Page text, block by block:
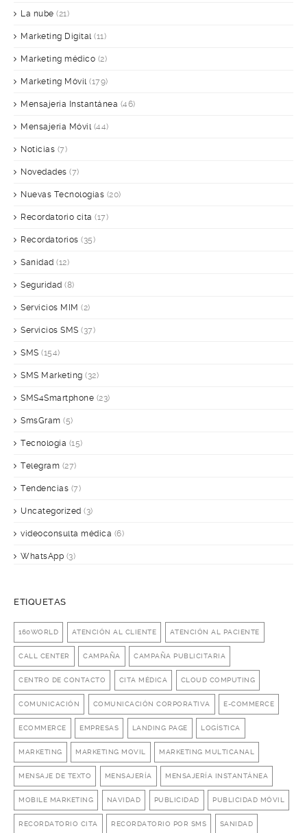
La nube (21)
Marketing Digital(11)
Marketing médico (2)
Marketing Móvil(179)
Mensajería Instantánea (46)
Mensajería Móvil(44)
Noticias (7)
Novedades (7)
Nuevas Tecnologías (20)
Recordatorio cita (17)
Recordatorios (35)
Sanidad (12)
Seguridad (8)
Servicios MIM (2)
Servicios SMS (37)
SMS (154)
SMS Marketing (32)
SMS4Smartphone (23)
SmsGram (5)
Tecnología (15)
Telegram (27)
Tendencias (7)
Uncategorized (3)
videoconsulta médica (6)
WhatsApp (3)
ETIQUETAS
160WORLD ATENCIÓN AL CLIENTE ATENCIÓN AL PACIENTE
CALL CENTER CAMPAÑA CAMPAÑA PUBLICITARIA
CENTRO DE CONTACTO CITA MÉDICA CLOUD COMPUTING
COMUNICACIÓN COMUNICACIÓN CORPORATIVA E-COMMERCE
ECOMMERCE EMPRESAS LANDING PAGE LOGÍSTICA
MARKETING MARKETING MOVIL MARKETING MULTICANAL
MENSAJE DE TEXTO MENSAJERÍA MENSAJERÍA INSTANTÁNEA
MOBILE MARKETING NAVIDAD PUBLICIDAD PUBLICIDAD MÓVIL
RECORDATORIO CITA RECORDATORIO POR SMS SANIDAD